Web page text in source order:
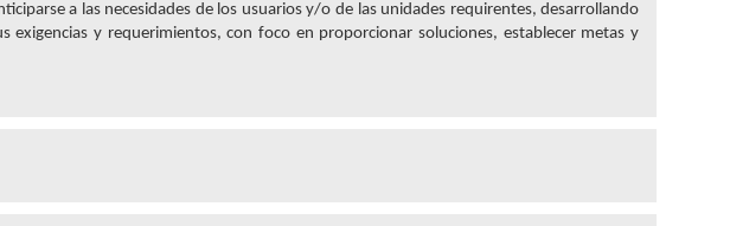
a las necesidades de los usuarios y/o de las unidades requirentes, desarrollando
exigencias y requerimientos, con foco en proporcionar soluciones, establecer metas y